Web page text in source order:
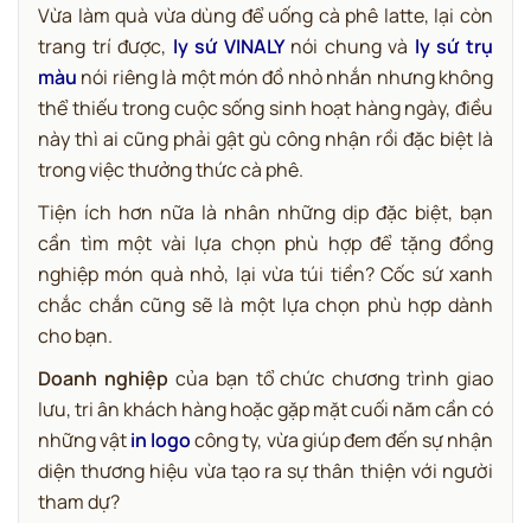
Vừa làm quà vừa dùng để uống cà phê latte, lại còn
trang trí được, ly sứ VINALYnói chung và ly sứ trụ
màu nói riêng là một món đồ nhỏ nhắn nhưng không
thể thiếu trong cuộc sống sinh hoạt hàng ngày, điều
này thì ai cũng phải gật gù công nhận rồi đặc biệt là
trong việc thưởng thức cà phê.
Tiện ích hơn nữa là nhân những dịp đặc biệt, bạn
cần tìm một vài lựa chọn phù hợp để tặng đồng
nghiệp món quà nhỏ, lại vừa túi tiền? Cốc sứ xanh
chắc chắn cũng sẽ là một lựa chọn phù hợp dành
cho bạn.
Doanh nghiệp của bạn tổ chức chương trình giao
lưu, tri ân khách hàng hoặc gặp mặt cuối năm cần có
những vậtin logocông ty, vừa giúp đem đến sự nhận
diện thương hiệu vừa tạo ra sự thân thiện với người
tham dự?